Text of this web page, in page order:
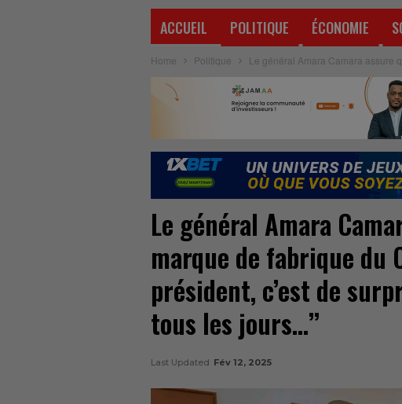
ACCUEIL POLITIQUE ÉCONOMIE
Home Politique Le général Amara Camara assure
Le général Amara
marque de fabrique du
président, c’est de
tous les jours…’’
Last Updated Fév 12, 2025